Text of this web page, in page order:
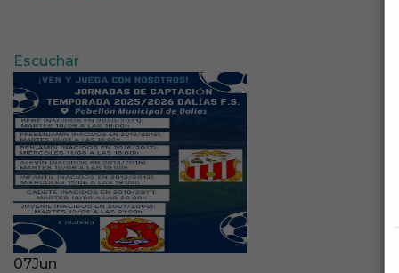
Escuchar
07Jun